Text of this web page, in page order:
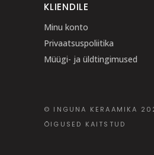
KLIENDILE
Minu konto
Privaatsuspoliitika
Müügi- ja üldtingimused
© INGUNA KERAAMIKA
ÕIGUSED KAITSTUD